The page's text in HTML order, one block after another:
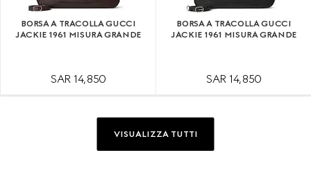
BORSA A TRACOLLA GUCCI
JACKIE 1961 MISURA GRANDE
SAR 14,850
BORSA A TRACOLLA GUCCI
JACKIE 1961 MISURA GRANDE
SAR 14,850
VISUALIZZA TUTTI